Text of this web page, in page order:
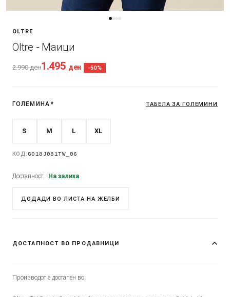
OLTRE
Oltre - Маици
2.990ден1.495 ден -50%
ГОЛЕМИНА * ТАБЕЛА ЗА ГОЛЕМИНИ
S M L XL
КОД:G018J081TW_06
Достапност: На залиха
ДОДАДИ ВО ЛИСТА НА ЖЕЛБИ
ДОСТАПНОСТ ВО ПРОДАВНИЦИ
Производот е достапен во: